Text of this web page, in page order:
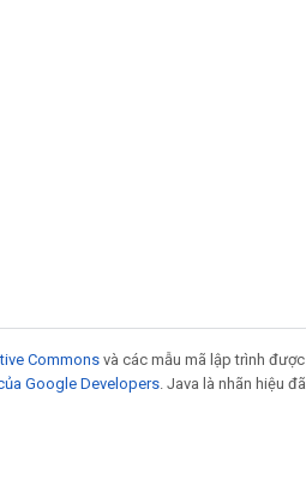
Commons và các mẫu mã lập trình được
Google Developers . Java là nhãn hiệu đã